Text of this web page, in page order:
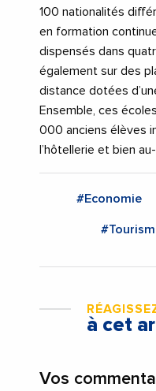
100 nationalités
en formation
dispensés dans
également sur des
distance dotées
Ensemble, ces
000 anciens élèves
l’hôtellerie et bien
#Economie
à cet
Vos